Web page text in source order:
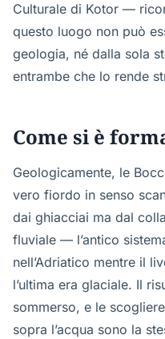
Culturale di Kotor —
questo luogo non può
geologia, né dalla sola
entrambe che lo rende
Come si è
Geologicamente, le
vero fiordo in senso
dai ghiacciai ma dal
fluviale — l’antico
nell’Adriatico mentre il
l’ultima era glaciale. Il
sommerso, e le
sopra l’acqua sono la